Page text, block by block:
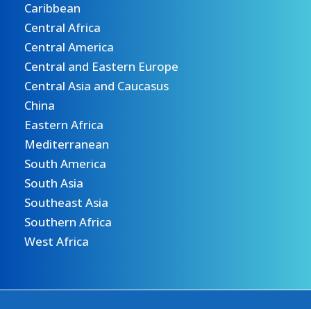
Caribbean
Central Africa
Central America
Central and Eastern Europe
Central Asia and Caucasus
China
Eastern Africa
Mediterranean
South America
South Asia
Southeast Asia
Southern Africa
West Africa